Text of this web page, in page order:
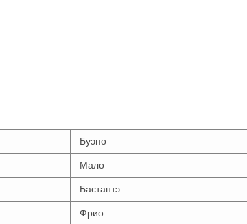
Буэно
Мало
Бастантэ
Фрио